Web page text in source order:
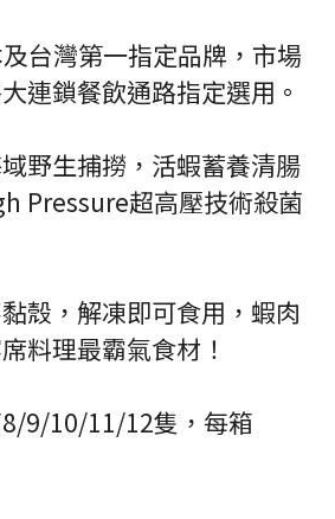
台灣第一指定品牌，市場
連鎖餐飲通路指定選用。
野生捕撈，活蝦蓄養清腸
Pressure超高壓技術殺菌
殼，解凍即可食用，蝦肉
料理最霸氣食材！
9/10/11/12隻，每箱